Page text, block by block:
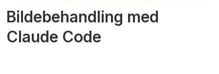
Bildebehandling med
Claude Code